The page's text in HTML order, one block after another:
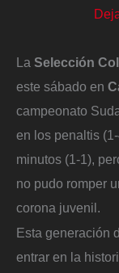
La Selección
este sábado en
campeonato
en los penaltis
minutos (1-1),
no pudo romper
corona juvenil.
Esta generación
entrar en la